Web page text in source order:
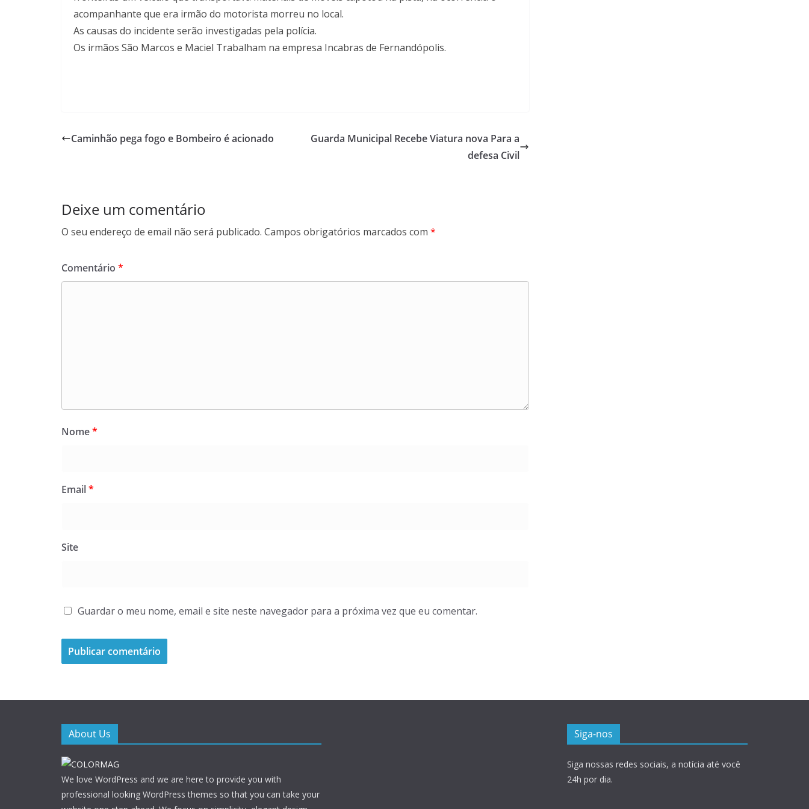
acompanhante que era irmão do motorista morreu no local.
As causas do incidente serão investigadas pela polícia.
Os irmãos São Marcos e Maciel Trabalham na empresa Incabras de Fernandópolis.
Caminhão pega fogo e Bombeiro é acionado
Guarda Municipal Recebe Viatura nova Para a
defesa Civil
Deixe um comentário
O seu endereço de email não será publicado. Campos obrigatórios marcados com *
Comentário *
Nome*
Email*
Site
Guardar o meu nome, email e site neste navegador para a próxima vez que eu comentar.
About Us
We love WordPress and we are here to provide you with
professional looking WordPress themes so that you can take your
Siga-nos
Siga nossas redes sociais, a notícia até você
24h por dia.